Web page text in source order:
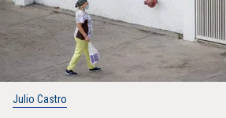
Julio Castro